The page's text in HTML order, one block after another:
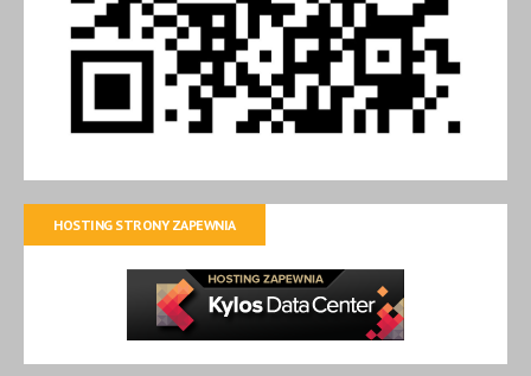
HOSTING STRONY ZAPEWNIA